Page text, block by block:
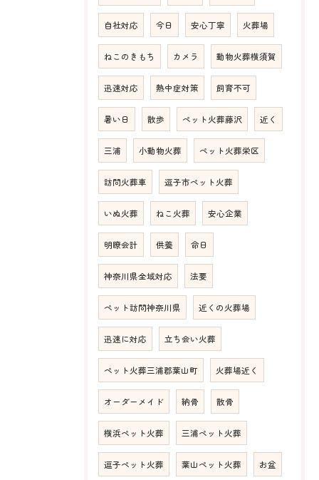
自社対応 今日 安心丁寧 火葬場
ねこのきもち カメラ 動物火葬横須賀
迅速対応 熱中症対策 飼育不可
暑い日 散歩 ペット火葬藤沢 近く
三浦 小動物火葬 ペット火葬栄区
訪問火葬車 逗子市ペット火葬
いぬ火葬 ねこ火葬 安心企業
明瞭会計 供養 命日
神奈川県全域対応 法要
ペット訪問神奈川県 近くの火葬場
迅速に対応 立ち会い火葬
ペット火葬三浦郡葉山町 火葬場近く
オーダーメイド 納骨 散骨
横浜ペット火葬 三浦ペット火葬
逗子ペット火葬 葉山ペット火葬 お盆